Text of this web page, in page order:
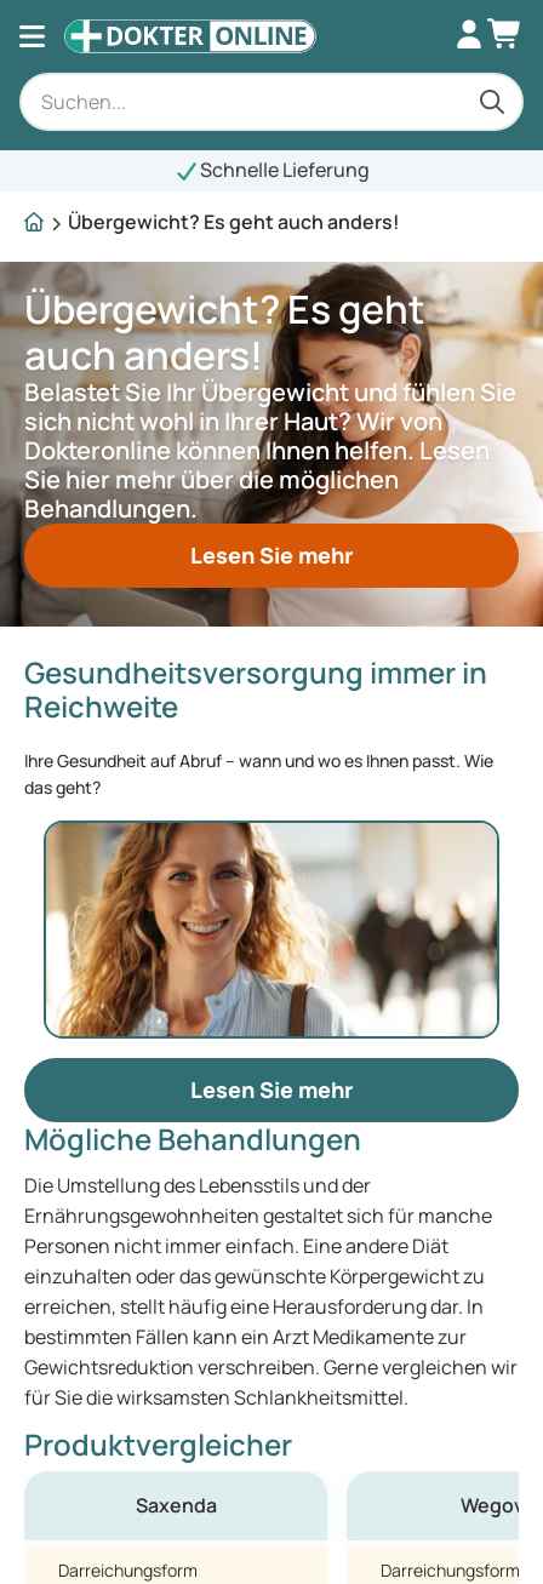
Schnelle Lieferung
Übergewicht? Es geht auch anders!
Übergewicht? Es geht
auch anders!
Belastet Sie Ihr Übergewicht und fühlen Sie
sich nicht wohl in Ihrer Haut? Wir von
Dokteronline können Ihnen helfen. Lesen
Sie hier mehr über die möglichen
Behandlungen.
Lesen Sie mehr
Gesundheitsversorgung immer in
Reichweite
Ihre Gesundheit auf Abruf – wann und wo es Ihnen passt. Wie
das geht?
Lesen Sie mehr
Mögliche Behandlungen
Die Umstellung des Lebensstils und der
Ernährungsgewohnheiten gestaltet sich für manche
Personen nicht immer einfach. Eine andere Diät
einzuhalten oder das gewünschte Körpergewicht zu
erreichen, stellt häufig eine Herausforderung dar. In
bestimmten Fällen kann ein Arzt Medikamente zur
Gewichtsreduktion verschreiben. Gerne vergleichen wir
für Sie die wirksamsten Schlankheitsmittel.
Produktvergleicher
Saxenda
Darreichungsform
Wegovy
Darreichungsform